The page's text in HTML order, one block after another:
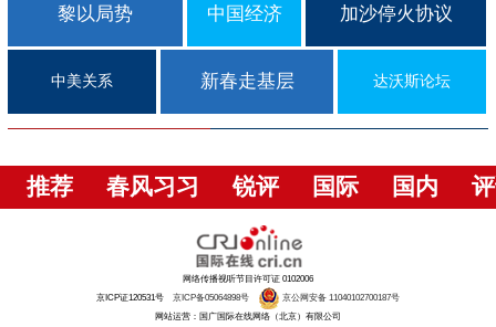
黎以局势 中国经济 加沙停火协议
中美关系 新春走基层 达沃斯论坛
推荐 春风习习 锐评 国际 国内
网络传播视听节目许可证 0102006
京ICP证120531号 京ICP备05064898号
京公网安备 11040102700187号
网站运营：国广国际在线网络（北京）有限公司